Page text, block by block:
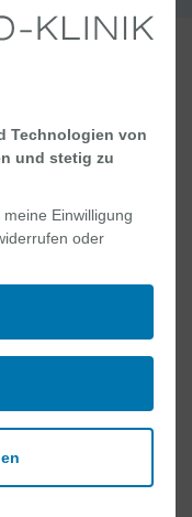
Technologien von
und stetig zu
Einwilligung
oder